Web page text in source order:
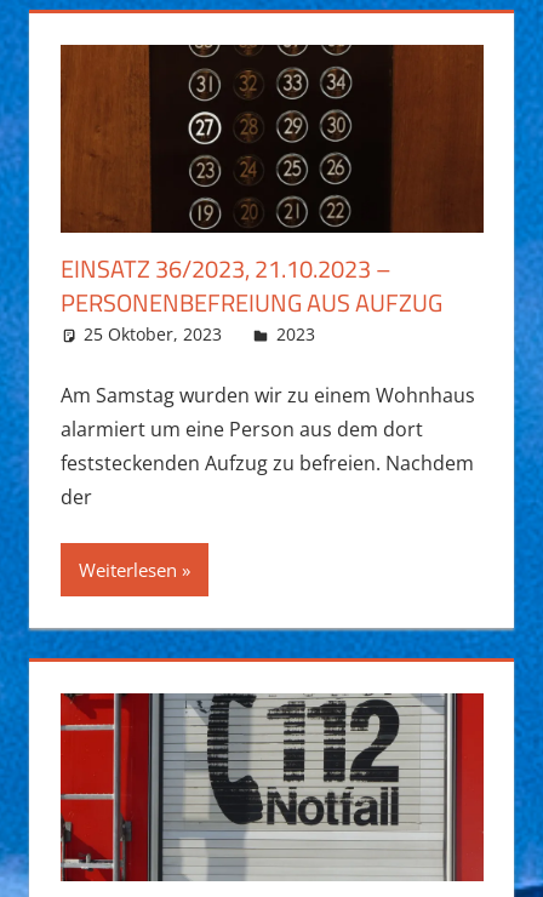
EINSATZ 36/2023, 21.10.2023 –
PERSONENBEFREIUNG AUS AUFZUG
25 Oktober, 2023 Fabian Funk
2023
Am Samstag wurden wir zu einem Wohnhaus
alarmiert um eine Person aus dem dort
feststeckenden Aufzug zu befreien. Nachdem
der
Weiterlesen